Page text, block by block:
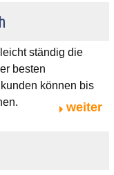
ständig die
besten
können bis
weiter